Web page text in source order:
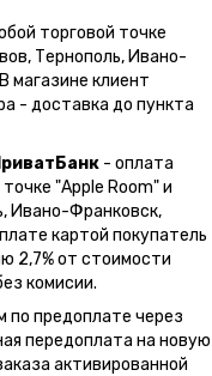
торговой точке
Тернополь, Ивано-
магазине клиент
- доставка до пункта
- оплата
"Apple Room" и
Ивано-Франковск,
картой покупатель
2,7% от стоимости
комисии.
по предоплате через
передоплата на новую
активированной